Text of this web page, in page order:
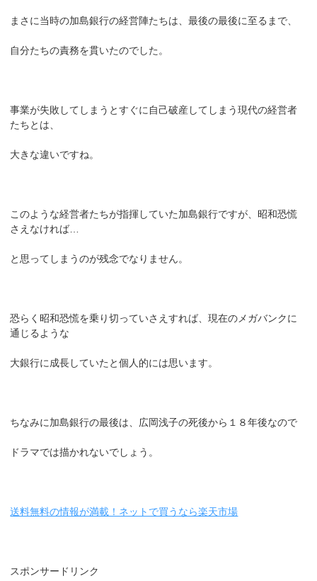
まさに当時の加島銀行の経営陣たちは、最後の最後に至るまで、
自分たちの責務を貫いたのでした。
事業が失敗してしまうとすぐに自己破産してしまう現代の経営者
たちとは、
大きな違いですね。
このような経営者たちが指揮していた加島銀行ですが、昭和恐慌
さえなければ…
と思ってしまうのが残念でなりません。
恐らく昭和恐慌を乗り切っていさえすれば、現在のメガバンクに
通じるような
大銀行に成長していたと個人的には思います。
ちなみに加島銀行の最後は、広岡浅子の死後から１８年後なので
ドラマでは描かれないでしょう。
送料無料の情報が満載！ネットで買うなら楽天市場
スポンサードリンク